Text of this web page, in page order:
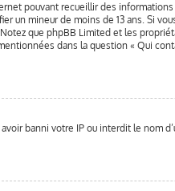
pouvant recueillir des
mineur de moins de 13 ans. Si
que phpBB Limited et les
dans la question « Qui
banni votre IP ou interdit le nom